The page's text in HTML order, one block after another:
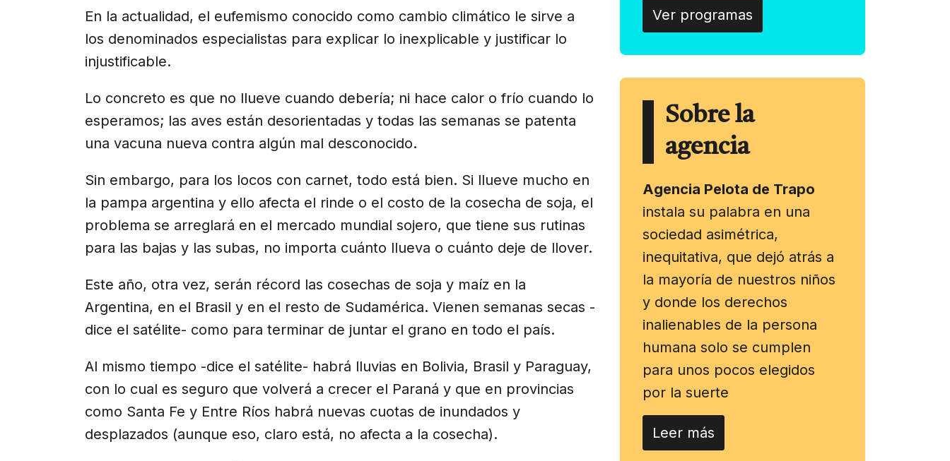
En la actualidad, el eufemismo conocido como cambio climático le sirve a
los denominados especialistas para explicar lo inexplicable y justificar lo
injustificable.
Lo concreto es que no llueve cuando debería; ni hace calor o frío cuando lo
esperamos; las aves están desorientadas y todas las semanas se patenta
una vacuna nueva contra algún mal desconocido.
Sin embargo, para los locos con carnet, todo está bien. Si llueve mucho en
la pampa argentina y ello afecta el rinde o el costo de la cosecha de soja, el
problema se arreglará en el mercado mundial sojero, que tiene sus rutinas
para las bajas y las subas, no importa cuánto llueva o cuánto deje de llover.
Este año, otra vez, serán récord las cosechas de soja y maíz en la
Argentina, en el Brasil y en el resto de Sudamérica. Vienen semanas secas -
dice el satélite- como para terminar de juntar el grano en todo el país.
Al mismo tiempo -dice el satélite- habrá lluvias en Bolivia, Brasil y Paraguay,
con lo cual es seguro que volverá a crecer el Paraná y que en provincias
como Santa Fe y Entre Ríos habrá nuevas cuotas de inundados y
desplazados (aunque eso, claro está, no afecta a la cosecha).
Ver programas
Sobre la
agencia
Agencia Pelota de Trapo
instala su palabra en una
sociedad asimétrica,
inequitativa, que dejó atrás a
la mayoría de nuestros niños
y donde los derechos
inalienables de la persona
humana solo se cumplen
para unos pocos elegidos
por la suerte
Leer más